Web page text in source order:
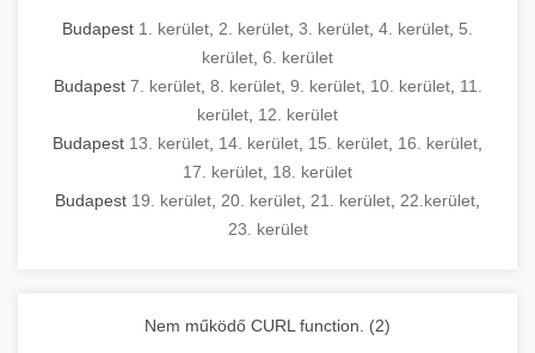
kereskedelmi konyhai megoldások és komplett
felszerelések
Budapest 1. kerület 2. kerület 3. kerület 4. kerület 5.
kerület 6. kerület
Budapest 7. kerület, 8. kerület, 9. kerület, 10. kerület, 11.
kerület 12. kerület
Budapest 13. kerület 14. kerület 15. kerület 16. kerület
17. kerület 18. kerület
Budapest 19. kerület 20. kerület 21. kerület 22.kerület
23. kerület
Nem működő CURL function. (2)